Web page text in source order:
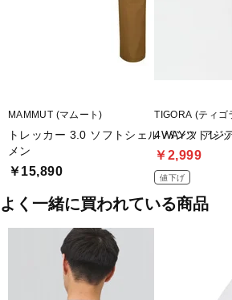
MAMMUT (マムート)
トレッカー 3.0 ソフトシェル パンツ アジ
メン
￥15,890
TIGORA (ティゴ
4WAYストレ
￥2,999
値下げ
よく一緒に買われている商品